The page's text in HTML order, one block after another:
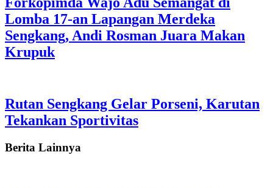
Lomba 17-an Lapangan Merdeka
Sengkang, Andi Rosman Juara Makan
Krupuk
Rutan Sengkang Gelar Porseni, Karutan
Tekankan Sportivitas
Berita Lainnya